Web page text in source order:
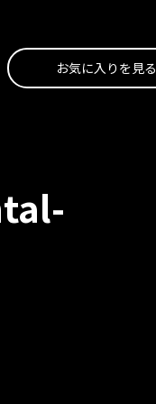
お気に入りを見る